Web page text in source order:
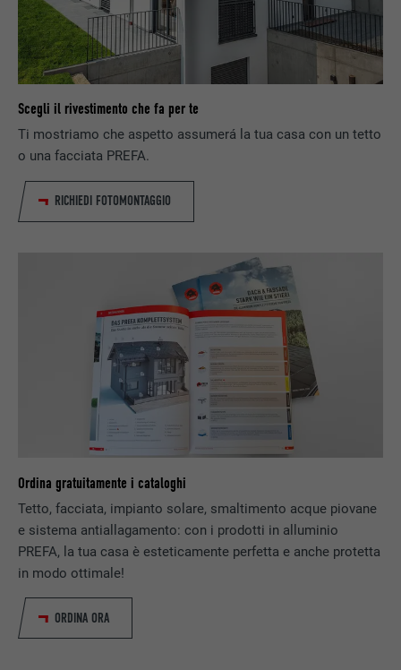
Scegli il rivestimento che fa per te
Ti mostriamo che aspetto assumerá la tua casa con un tetto
o una facciata PREFA.
RICHIEDI FOTOMONTAGGIO
Ordina gratuitamente i cataloghi
Tetto, facciata, impianto solare, smaltimento acque piovane
e sistema antiallagamento: con i prodotti in alluminio
PREFA, la tua casa è esteticamente perfetta e anche protetta
in modo ottimale!
ORDINA ORA